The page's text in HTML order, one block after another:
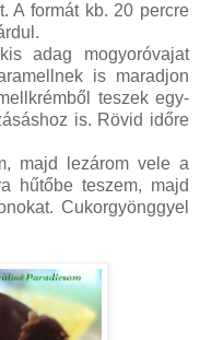
A formát kb. 20 percre
adag mogyoróvajat
is maradjon
teszek egy-
is. Rövid időre
majd lezárom vele a
hűtőbe teszem, majd
Cukorgyönggyel